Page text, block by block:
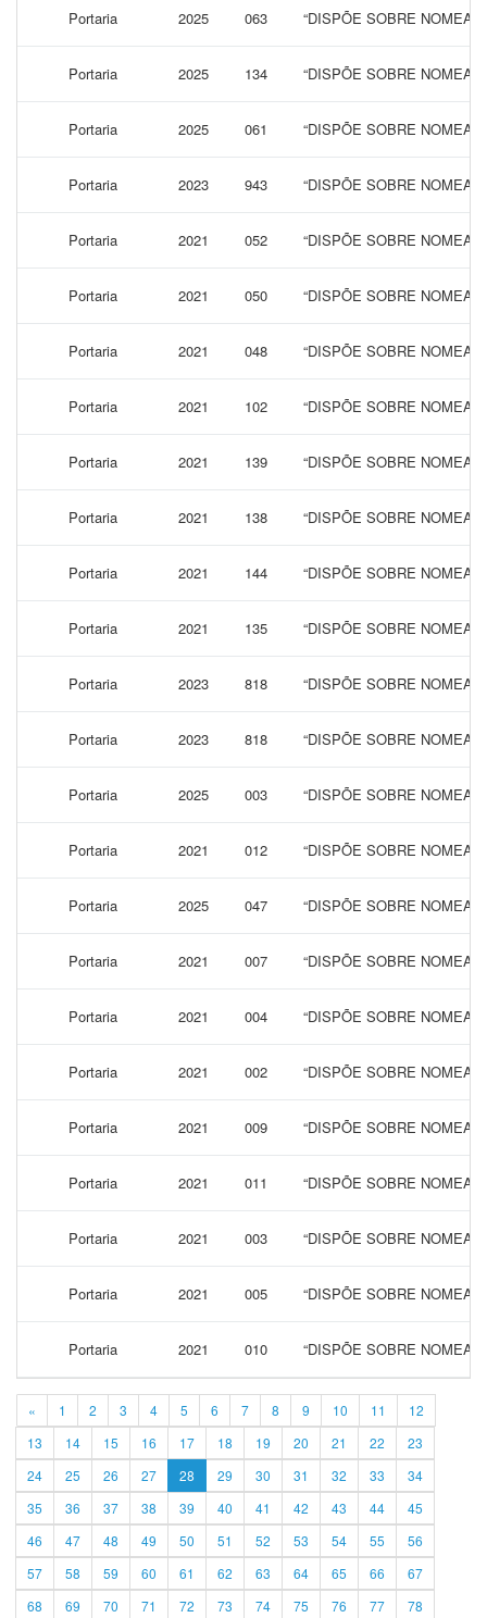
Portaria 2025 063 “DISPÕE SOBRE
Portaria 2025 134 “DISPÕE SOBRE
Portaria 2025 061 “DISPÕE SOBRE
Portaria 2023 943 “DISPÕE SOBRE
Portaria 2021 052 “DISPÕE SOBRE
Portaria 2021 050 “DISPÕE SOBRE
Portaria 2021 048 “DISPÕE SOBRE
Portaria 2021 102 “DISPÕE SOBRE
Portaria 2021 139 “DISPÕE SOBRE
Portaria 2021 138 “DISPÕE SOBRE
Portaria 2021 144 “DISPÕE SOBRE
Portaria 2021 135 “DISPÕE SOBRE
Portaria 2023 818 “DISPÕE SOBRE
Portaria 2023 818 “DISPÕE SOBRE
Portaria 2025 003 “DISPÕE SOBRE
Portaria 2021 012 “DISPÕE SOBRE
Portaria 2025 047 “DISPÕE SOBRE
Portaria 2021 007 “DISPÕE SOBRE
Portaria 2021 004 “DISPÕE SOBRE
Portaria 2021 002 “DISPÕE SOBRE
Portaria 2021 009 “DISPÕE SOBRE
Portaria 2021 011 “DISPÕE SOBRE
Portaria 2021 003 “DISPÕE SOBRE
Portaria 2021 005 “DISPÕE SOBRE
Portaria 2021 010 “DISPÕE SOBRE
« 1 2 3 4 5 6 7 8 9 10 11
12
13
14 15 16 17 18 19 20 21 22
23
24
25 26 27 28 29 30 31 32 33
34
35
36 37 38 39 40 41 42 43 44
45
46
47 48 49 50 51 52 53 54 55
56
57
58 59 60 61 62 63 64 65 66
67
68
69 70 71 72 73 74 75 76 77 78